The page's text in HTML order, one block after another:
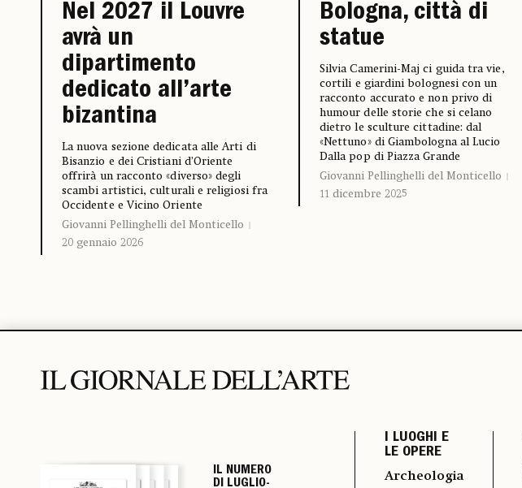
Nel 2027 il Louvre
avrà un
dipartimento
dedicato all’arte
bizantina
La nuova sezione dedicata alle Arti di
Bisanzio e dei Cristiani d’Oriente
offrirà un racconto «diverso» degli
scambi artistici, culturali e religiosi fra
Occidente e Vicino Oriente
Giovanni Pellinghelli del Monticello
20 gennaio 2026
Bologna, città di
statue
Silvia Camerini-Maj ci guida tra vie,
cortili e giardini bolognesi con un
racconto accurato e non privo di
humour delle storie che si celano
dietro le sculture cittadine: dal
«Nettuno» di Giambologna al Lucio
Dalla pop di Piazza Grande
Giovanni Pellinghelli del Monticello
11 dicembre 2025
IL NUMERO
DI LUGLIO-
IL NUMERO
DI LUGLIO-
IL NUMERO
DI LUGLIO-
IL NUMERO
DI LUGLIO-
I LUOGHI E
LE OPERE
Archeologia